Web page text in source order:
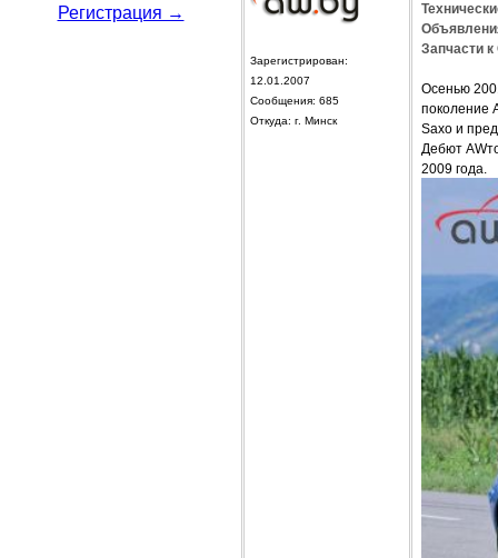
Регистрация →
Зарегистрирован:
12.01.2007
Сообщения: 685
Откуда: г. Минск
Запчасти
Осенью
поколение
Saxo и
Дебют
2009 года.